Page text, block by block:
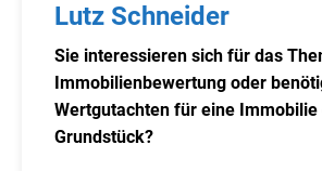
Lutz Schneider
Sie interessieren sich für das
Immobilienbewertung oder
Wertgutachten für eine Immobilie
Grundstück?